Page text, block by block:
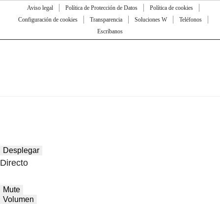
Aviso legal Política de Protección de Datos
Política de cookies
Configuración de cookies
Transparencia Soluciones W
Teléfonos
Escríbanos
Desplegar
Directo
Mute
Volumen